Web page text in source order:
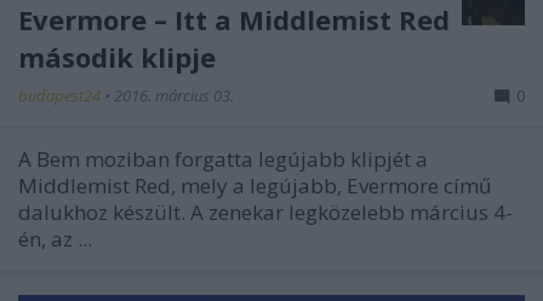
Evermore – Itt a Middlemist Red
második klipje
budapest24 • 2016. március 03. 0
A Bem moziban forgatta legújabb klipjét a
Middlemist Red, mely a legújabb, Evermore című
dalukhoz készült. A zenekar legközelebb március 4-
én, az ...